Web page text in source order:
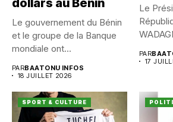
Le gouvernement du Bénin
et le groupe de la Banque
mondiale ont...
PARBAATONU INFOS
18 JUILLET 2026
Le
PAR
17
SPORT & CULTURE